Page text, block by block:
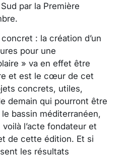
par la Première
: la création d’un
pour une
» va en effet être
et est le cœur de cet
concrets, utiles,
demain qui pourront être
bassin méditerranéen,
l’acte fondateur et
de cette édition. Et si
les résultats